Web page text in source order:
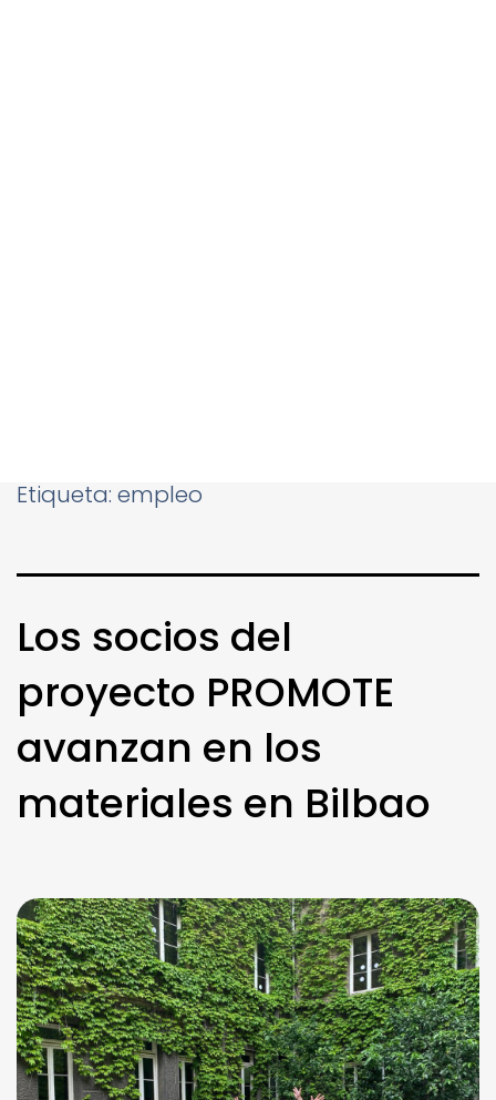
Etiqueta: empleo
Los socios del
proyecto PROMOTE
avanzan en los
materiales en Bilbao